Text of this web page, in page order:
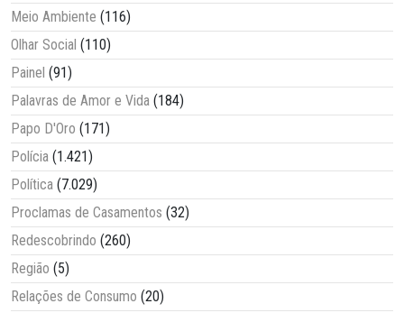
Meio Ambiente (116)
Olhar Social (110)
Painel (91)
Palavras de Amor e Vida (184)
Papo D'Oro (171)
Polícia (1.421)
Política (7.029)
Proclamas de Casamentos (32)
Redescobrindo (260)
Região (5)
Relações de Consumo (20)